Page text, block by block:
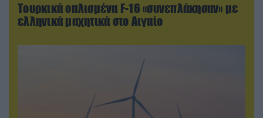
Τουρκικά οπλισμένα F-16 «συνεπλάκησαν» με
ελληνικά μαχητικά στο Αιγαίο